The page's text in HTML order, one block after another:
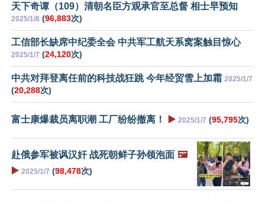
天下奇谭（109）清朝名臣方观承官至总督 相士早预知
2025/1/8 (96,883次)
工信部长缺席中纪委全会 中共军工航天系窝案触目惊心
2025/1/7 (24,120次)
中共对拜登离任前的科技战狂跳 今年经贸雪上加霜 2025/1/7
(20,288次)
富士康爆裁员离职潮 工厂纷纷撤离！ ▶️ 2025/1/7 (95,795次)
赴俄参军被讽汉奸 战死朝鲜子孙领泡面 🖼️
▶️ 2025/1/7 (98,478次)